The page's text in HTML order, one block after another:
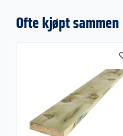
Ofte kjøpt sammen